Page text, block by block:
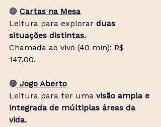
🟣 Cartas na Mesa
Leitura para explorar duas
situações distintas.
Chamada ao vivo (40 min): R$
147,00.
🟣 Jogo Aberto
Leitura para ter uma visão ampla e
integrada de múltiplas áreas da
vida.